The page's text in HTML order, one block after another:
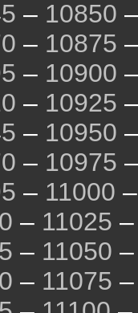
– 10850
– 10875
– 10900
– 10925
– 10950
– 10975
– 11000
– 11025
– 11050
– 11075